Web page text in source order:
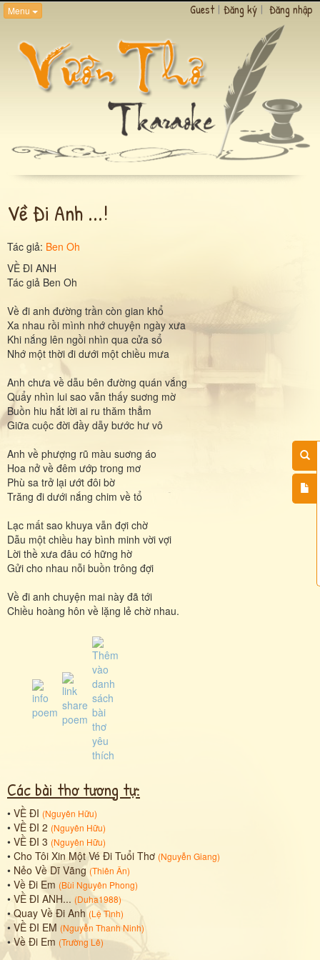
Menu Guest | Đăng ký | Đăng nhập
Về Đi Anh ...!
Tác giả: Ben Oh
VỀ ĐI ANH
Tác giả Ben Oh
Về đi anh đường trần còn gian khổ
Xa nhau rồi mình nhớ chuyện ngày xưa
Khi nắng lên ngồi nhìn qua cửa sổ
Nhớ một thời đi dưới một chiều mưa
Anh chưa về dẫu bên đường quán vắng
Quẩy nhìn lui sao vẫn thấy suơng mờ
Buồn hiu hắt lời ai ru thăm thẳm
Giữa cuộc đời đầy dẫy bước hư vô
Anh về phượng rũ màu suơng áo
Hoa nở về đêm ướp trong mơ
Phù sa trở lại ướt đôi bờ
Trăng đi dưới nắng chim về tổ
Lạc mất sao khuya vẫn đợi chờ
Dẫu một chiều hay bình minh vời vợi
Lời thề xưa đâu có hững hờ
Gửi cho nhau nỗi buồn trông đợi
Về đi anh chuyện mai này đã tới
Chiều hoàng hôn về lặng lẻ chờ nhau.
Các bài thơ tương tự:
• VỀ ĐI (Nguyên Hữu)
• VỀ ĐI 2 (Nguyên Hữu)
• VỀ ĐI 3 (Nguyên Hữu)
• Cho Tôi Xin Một Vé Đi Tuổi Thơ (Nguyễn Giang)
• Nẻo Về Dĩ Vãng (Thiên Ân)
• Về Đi Em (Bùi Nguyên Phong)
• VỀ ĐI ANH... (Duha1988)
•Quay Về Đi Anh (Lệ Tình)
• VỀ ĐI EM (Nguyễn Thanh Ninh)
•Về Đi Em (Trường Lê)